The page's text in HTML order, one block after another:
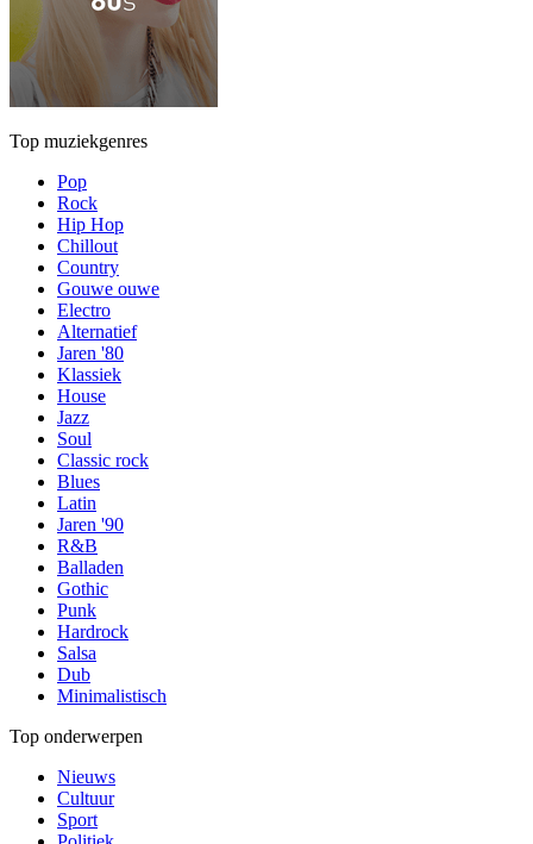
Top muziekgenres
Pop
Rock
Hip Hop
Chillout
Country
Gouwe ouwe
Electro
Alternatief
Jaren '80
Klassiek
House
Jazz
Soul
Classic rock
Blues
Latin
Jaren '90
R&B
Balladen
Gothic
Punk
Hardrock
Salsa
Dub
Minimalistisch
Top onderwerpen
Nieuws
Cultuur
Sport